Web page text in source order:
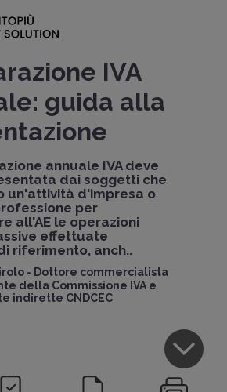
IVA
guida alla
annuale IVA deve
dai soggetti che
un'attività d'impresa o
per
all'AE le operazioni
effettuate
riferimento, anch..
- Dottore commercialista
della Commissione IVA e
indirette CNDCEC